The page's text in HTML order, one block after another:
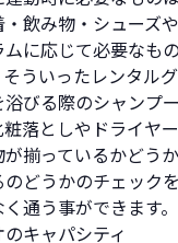
・飲み物・シューズ
ムに応じて必要なも
そういったレンタル
浴びる際のシャンプ
粧落としやドライヤ
揃っているかどう
どうかのチェック
通う事ができます。
キャパシティ